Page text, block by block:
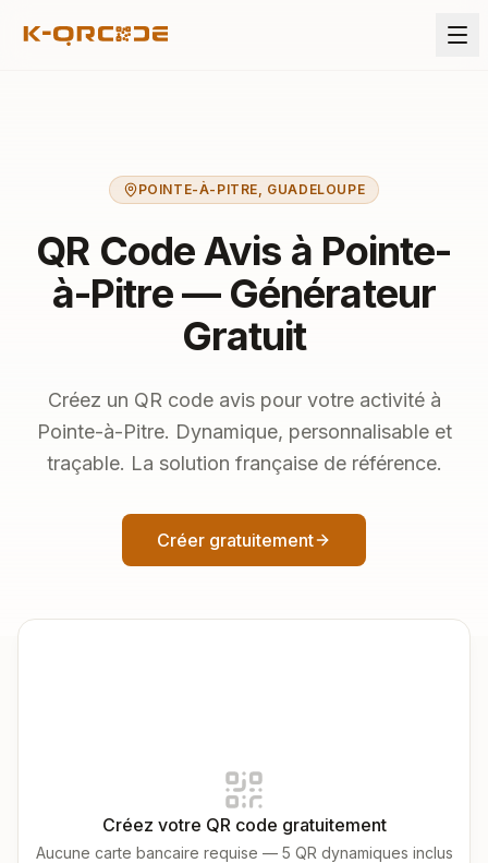
POINTE-À-PITRE, GUADELOUPE
QR Code Avis à Pointe-
à-Pitre — Générateur
Gratuit
Créez un QR code avis pour votre activité à
Pointe-à-Pitre. Dynamique, personnalisable et
traçable. La solution française de référence.
Créer gratuitement
Créez votre QR code gratuitement
Aucune carte bancaire requise — 5 QR dynamiques inclus